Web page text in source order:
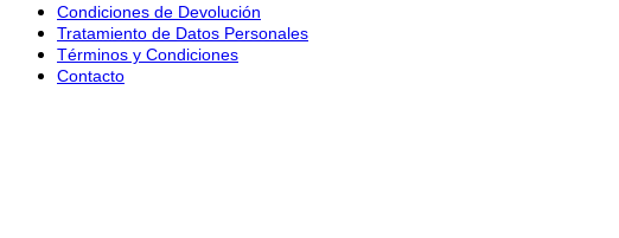
Condiciones de Devolución
Tratamiento de Datos Personales
Términos y Condiciones
Contacto